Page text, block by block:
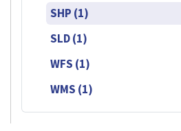
SHP (1)
SLD (1)
WFS (1)
WMS (1)